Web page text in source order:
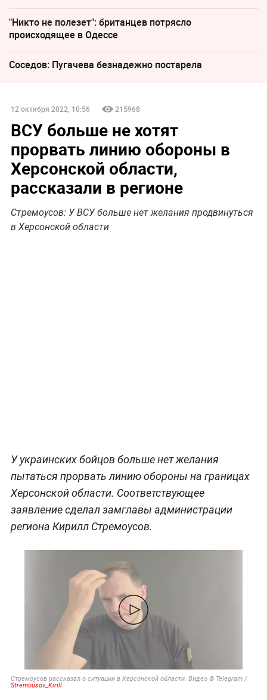
"Никто не полезет": британцев потрясло
происходящее в Одессе
Соседов: Пугачева безнадежно постарела
12 октября 2022, 10:56 215968
ВСУ больше не хотят
прорвать линию обороны в
Херсонской области,
рассказали в регионе
Стремоусов: У ВСУ больше нет желания продвинуться
в Херсонской области
У украинских бойцов больше нет желания
пытаться прорвать линию обороны на границах
Херсонской области. Соответствующее
заявление сделал замглавы администрации
региона Кирилл Стремоусов.
Стремоусов рассказал о ситуации в Херсонской области. Видео © Telegram /
Stremousov_Kirill